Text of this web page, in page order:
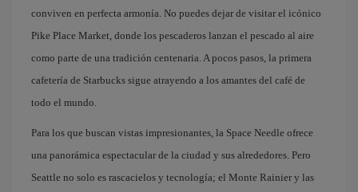
conviven en perfecta armonía. No puedes dejar de visitar el icónico
Pike Place Market, donde los pescaderos lanzan el pescado al aire
como parte de una tradición centenaria. A pocos pasos, la primera
cafetería de Starbucks sigue atrayendo a los amantes del café de
todo el mundo.
Para los que buscan vistas impresionantes, la Space Needle ofrece
una panorámica espectacular de la ciudad y sus alrededores. Pero
Seattle no solo es rascacielos y tecnología; el Monte Rainier y las